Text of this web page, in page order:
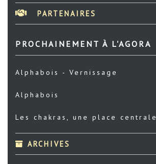
PARTENAIRES
PROCHAINEMENT À L'AGORA
Alphabois - Vernissage
Alphabois
Les chakras, une place centrale
ARCHIVES